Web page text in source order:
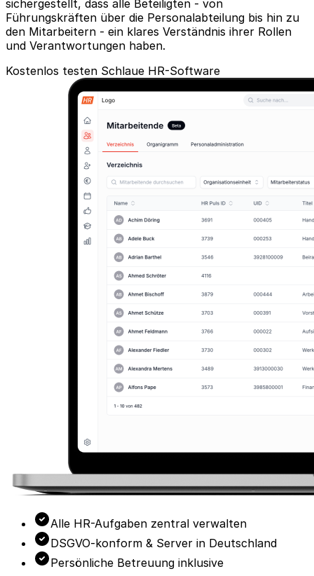
sichergestellt, dass alle Beteiligten - von
Führungskräften über die Personalabteilung bis hin zu
den Mitarbeitern - ein klares Verständnis ihrer Rollen
und Verantwortungen haben.
Kostenlos testen Schlaue HR-Software
Alle HR-Aufgaben zentral verwalten
DSGVO-konform & Server in Deutschland
Persönliche Betreuung inklusive